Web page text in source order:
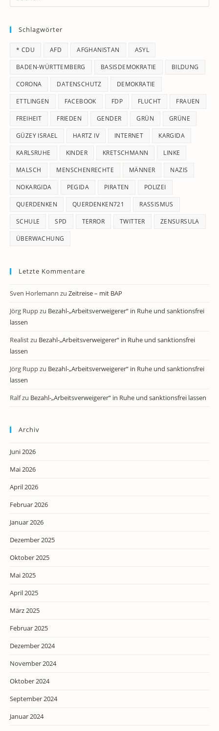
Schlagwörter
* CDU AFD AFGHANISTAN ASYL
BADEN-WÜRTTEMBERG BASISDEMOKRATIE BILDUNG
CORONA DATENSCHUTZ DEMOKRATIE
ETTLINGEN FACEBOOK FDP FLUCHT FRAUEN
FREIHEIT FRIEDEN GENDER GRÜN GRÜNE
GÜZEY ISRAEL HARTZ IV INTERNET KARGIDA
KARLSRUHE KINDER KRETSCHMANN LINKE
MALSCH MENSCHENRECHTE MÄNNER NAZIS
NOKARGIDA PEGIDA PIRATEN POLIZEI
QUERDENKEN QUERDENKEN721 RASSISMUS
SCHULE SPD TERROR TWITTER ZENSURSULA
ÜBERWACHUNG
Letzte Kommentare
Sven Horlemann zu Zeitreise – mit BAP
Jörg Ruppzu Bezahl-„Arbeitsverweigerer“ in Ruhe und sanktionsfrei
lassen
Realistzu Bezahl-„Arbeitsverweigerer“ in Ruhe und sanktionsfrei
lassen
Jörg Ruppzu Bezahl-„Arbeitsverweigerer“ in Ruhe und sanktionsfrei
lassen
Ralfzu Bezahl-„Arbeitsverweigerer“ in Ruhe und sanktionsfrei lassen
Archiv
Juni 2026
Mai 2026
April 2026
Februar 2026
Januar 2026
Dezember 2025
Oktober 2025
Mai 2025
April 2025
März 2025
Februar 2025
Dezember 2024
November 2024
Oktober 2024
September 2024
Januar 2024